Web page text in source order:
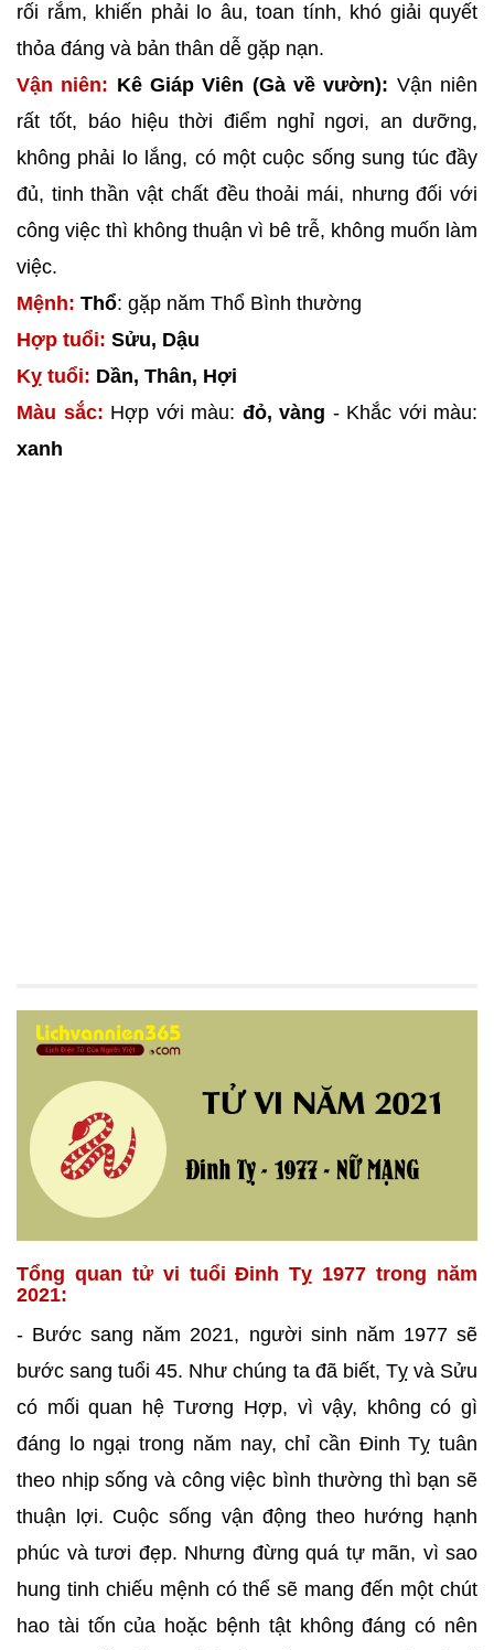
rối rắm, khiến phải lo âu, toan tính, khó giải quyết
thỏa đáng và bản thân dễ gặp nạn.
Vận niên: Kê Giáp Viên (Gà về vườn): Vận niên
rất tốt, báo hiệu thời điểm nghỉ ngơi, an dưỡng,
không phải lo lắng, có một cuộc sống sung túc đầy
đủ, tinh thần vật chất đều thoải mái, nhưng đối với
công việc thì không thuận vì bê trễ, không muốn làm
việc.
Mệnh: Thổ: gặp năm Thổ Bình thường
Hợp tuổi: Sửu, Dậu
Kỵ tuổi: Dần, Thân, Hợi
Màu sắc: Hợp với màu: đỏ, vàng - Khắc với màu:
xanh
Tổng quan tử vi tuổi Đinh Tỵ 1977 trong năm
2021:
- Bước sang năm 2021, người sinh năm 1977 sẽ
bước sang tuổi 45. Như chúng ta đã biết, Tỵ và Sửu
có mối quan hệ Tương Hợp, vì vậy, không có gì
đáng lo ngại trong năm nay, chỉ cần Đinh Tỵ tuân
theo nhịp sống và công việc bình thường thì bạn sẽ
thuận lợi. Cuộc sống vận động theo hướng hạnh
phúc và tươi đẹp. Nhưng đừng quá tự mãn, vì sao
hung tinh chiếu mệnh có thể sẽ mang đến một chút
hao tài tốn của hoặc bệnh tật không đáng có nên